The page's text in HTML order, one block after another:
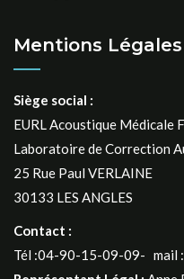
Mentions Légales
Siège social :
EURL Acoustique Médicale
Laboratoire de Correction
25 Rue Paul VERLAINE
30133 LES ANGLES
Contact :
Tél :04-90-15-09-09- mail